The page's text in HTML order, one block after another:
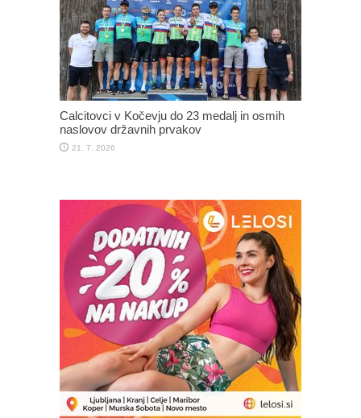
Calcitovci v Kočevju do 23 medalj in osmih
naslovov državnih prvakov
21. 7. 2026